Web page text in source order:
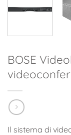
BOSE
Il sistema di